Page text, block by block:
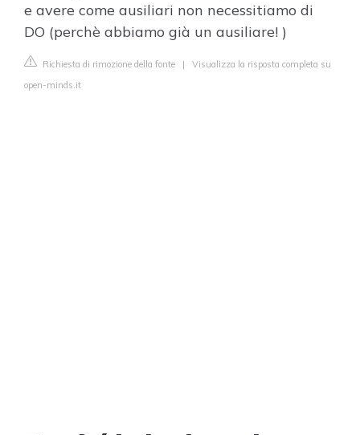
e avere come ausiliari non necessitiamo di
DO (perchè abbiamo già un ausiliare! )
Richiesta di rimozione della fonte | Visualizza la risposta completa su
open-minds.it